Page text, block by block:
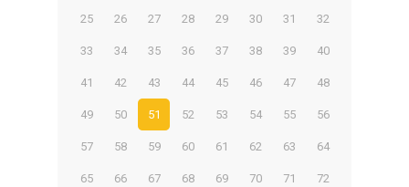
25 26 27 28 29 30 31 32
33 34 35 36 37 38 39 40
41 42 43 44 45 46 47 48
49 50 51 52 53 54 55 56
57 58 59 60 61 62 63 64
65 66 67 68 69 70 71 72